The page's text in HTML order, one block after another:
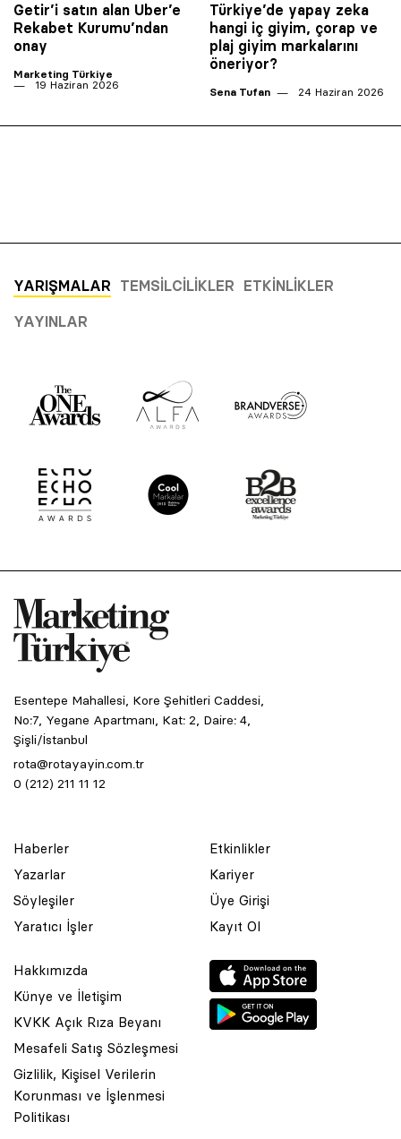
Getir’i satın alan Uber’e
Rekabet Kurumu’ndan
onay
Marketing Türkiye
19 Haziran 2026
Türkiye’de yapay zeka
hangi iç giyim, çorap ve
plaj giyim markalarını
öneriyor?
Sena Tufan 24 Haziran 2026
YARIŞMALAR TEMSILCILIKLER ETKINLIKLER
YAYINLAR
Esentepe Mahallesi, Kore Şehitleri Caddesi,
No:7, Yegane Apartmanı, Kat: 2, Daire: 4,
Şişli/İstanbul
rota@rotayayin.com.tr
0 (212) 211 11 12
Haberler
Yazarlar
Söyleşiler
Yaratıcı İşler
Etkinlikler
Kariyer
Üye Girişi
Kayıt Ol
Hakkımızda
Künye ve İletişim
KVKK Açık Rıza Beyanı
Mesafeli Satış Sözleşmesi
Gizlilik, Kişisel Verilerin
Korunması ve İşlenmesi
Politikası
© 2001 Rota Yayın Yapım Tanıtım Tic. Ltd. Şti. Bu Sitede Bulunan